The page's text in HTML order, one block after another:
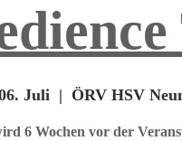
Juli
  |
ÖRV HSV
6 Wochen vor der